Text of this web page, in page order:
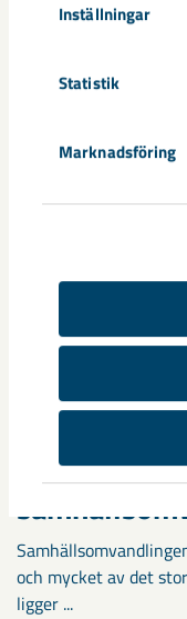
Inställningar
Statistik
Marknadsföring
Nytt
Nu syns det hur
Anläggningen
Fokus på
och mycket av det
ligger ...